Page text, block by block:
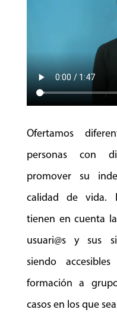
Ofertamos
personas con
promover su
calidad de vida.
tienen en cuenta
usuari@s y sus
siendo
formación a
casos en los que